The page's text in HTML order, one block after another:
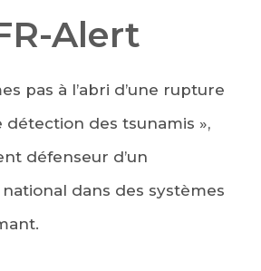
Alert
pas à l’abri d’une rupture
détection des tsunamis »,
défenseur d’un
dans des systèmes